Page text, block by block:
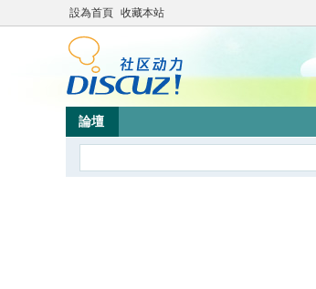
設為首頁 收藏本站
論壇